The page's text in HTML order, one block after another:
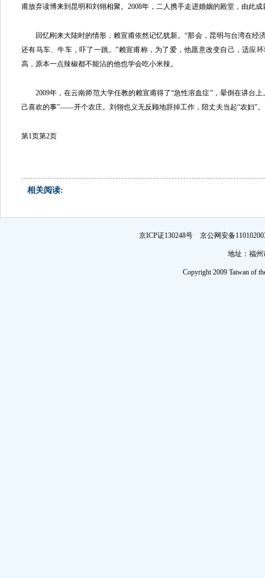
甫放弃读博来到昆明和刘翎相聚。2008年，二人携手走进婚姻的殿堂，由此
回忆刚来大陆时的情形，赖宣甫依然记忆犹新。“那会，昆明与台湾在经
还有马车、牛车，吓了一跳。”赖宣甫称，为了爱，他愿意改变自己，适应
高，原本一点辣椒都不能沾的他也学会吃小米辣。
2009年，在云南师范大学任教的赖宣甫得了“急性溶血症”，晕倒在讲台上
己喜欢的事”——开个农庄。刘翎也义无反顾地辞掉工作，陪丈夫当起“农妇”。
第1页第2页
相关阅读:
京ICP证130248号 京公网安备
地址：福州
Copyright 2009 Taiwan of